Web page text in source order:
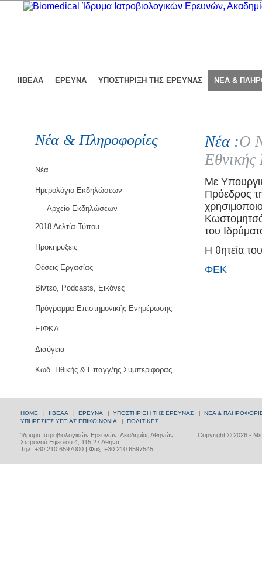
ΙΙΒΕΑΑ ΕΡΕΥΝΑ ΥΠΟΣΤΗΡΙΞΗ ΤΗΣ ΕΡΕΥΝΑΣ ΝΕΑ &
Νέα & Πληροφορίες
Νέα
Ημερολόγιο Εκδηλώσεων
Αρχείο Εκδηλώσεων
2018 Δελτία Τύπου
Προκηρύξεις
Θέσεις Εργασίας
Βίντεο, Podcasts, Εικόνες
Πρόγραμμα Επιστημονικής Ενημέρωσης
ΕΙΦΚΔ
Διαύγεια
Κωδ. Ηθικής & Επαγγ/ης Συμπεριφοράς
Νέα :O
Με
Πρόεδρος
του
Η θητεία
ΦΕΚ
HOME | ΙΙΒΕΑΑ | ΕΡΕΥΝΑ | ΥΠΟΣΤΗΡΙΞΗ ΤΗΣ ΕΡΕΥΝΑΣ | ΝΕΑ &
ΥΠΗΡΕΣΙΕΣ ΥΓΕΙΑΣ ΕΠΙΚΟΙΝΩΝΙΑ | ΠΟΛΙΤΙΚΕΣ
Copyright © 2026 - Με
Ίδρυμα Ιατροβιολογικών Ερευνών, Ακαδημίας Αθηνών
Σωρανού Εφεσίου 4, 115 27 Αθήνα
Τηλ: +30 210 6597000 | Φαξ: +30 210 6597545